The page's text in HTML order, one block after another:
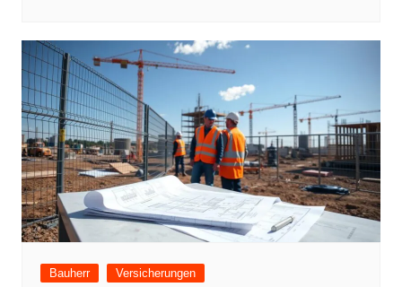
Bauherr Versicherungen